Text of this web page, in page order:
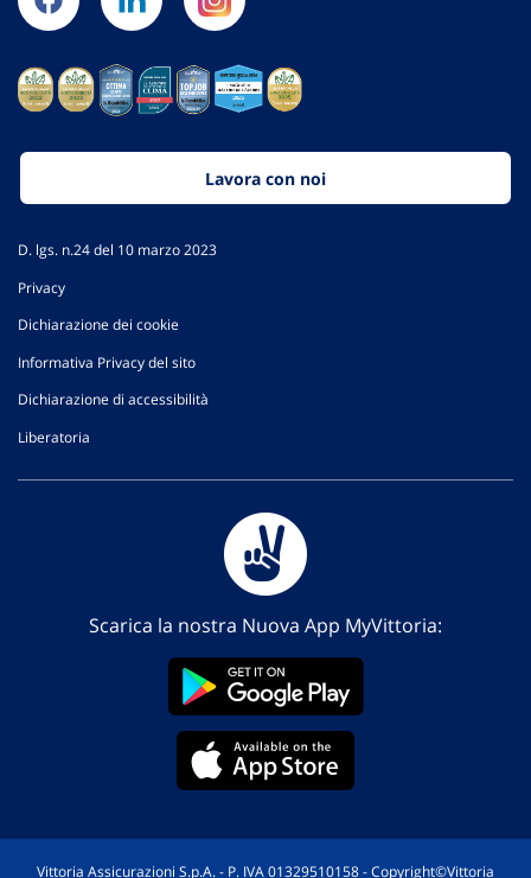
Lavora con noi
D. lgs. n.24 del 10 marzo 2023
Privacy
Dichiarazione dei cookie
Informativa Privacy del sito
Dichiarazione di accessibilità
Liberatoria
Scarica la nostra Nuova App MyVittoria:
Vittoria Assicurazioni S.p.A. - P. IVA 01329510158 - Copyright©Vittoria